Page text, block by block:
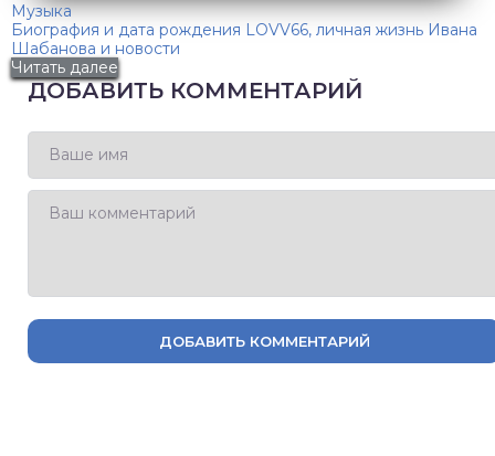
Музыка
Биография и дата рождения LOVV66, личная жизнь Ивана
Шабанова и новости
Читать далее
ДОБАВИТЬ КОММЕНТАРИЙ
ДОБАВИТЬ КОММЕНТАРИЙ